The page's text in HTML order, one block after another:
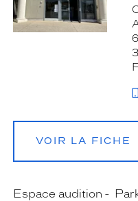
VOIR LA FICHE
Espace audition